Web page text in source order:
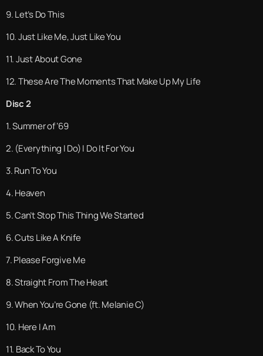
9. Let’s Do This
10. Just Like Me, Just Like You
11. Just About Gone
12. These Are The Moments That Make Up My Life
Disc 2
1. Summer of ‘69
2. (Everything I Do) I Do It For You
3. Run To You
4. Heaven
5. Can’t Stop This Thing We Started
6. Cuts Like A Knife
7. Please Forgive Me
8. Straight From The Heart
9. When You’re Gone (ft. Melanie C)
10. Here I Am
11. Back To You